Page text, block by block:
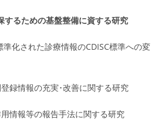
するための基盤整備に資する研究
化された診療情報のCDISC標準への変
録情報の充実･改善に関する研究
情報等の報告手法に関する研究